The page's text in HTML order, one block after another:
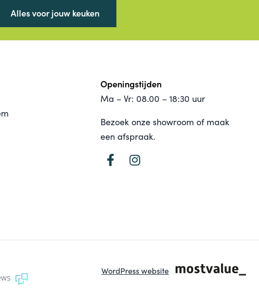
Alles voor jouw keuken
Openingstijden
Ma – Vr: 08.00 – 18:30 uur
Bezoek onze showroom of maak
een afspraak.
WordPress website